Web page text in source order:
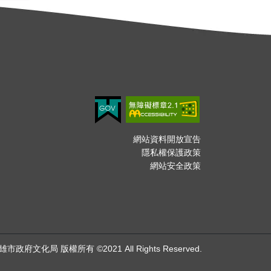
網站資料開放宣告
隱私權保護政策
網站安全政策
市政府文化局 版權所有 ©2021 All Rights Reserved.